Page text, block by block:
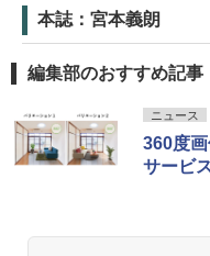
本誌：宮本義朗
編集部のおすすめ記事
ニュース
360度
サービ